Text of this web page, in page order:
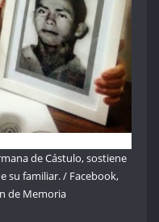
de Cástulo, sostiene
su familiar. / Facebook,
de Memoria